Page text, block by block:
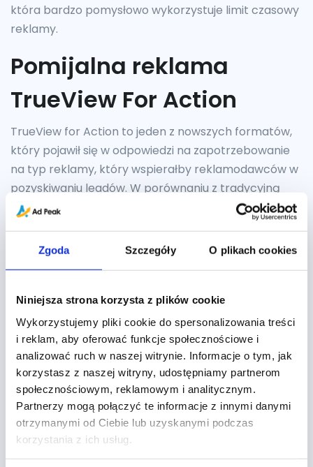
Zgoda Szczegóły O plikach cookies
Niniejsza strona korzysta z plików cookie
Wykorzystujemy pliki cookie do spersonalizowania treści
i reklam, aby oferować funkcje społecznościowe i
analizować ruch w naszej witrynie. Informacje o tym, jak
korzystasz z naszej witryny, udostępniamy partnerom
społecznościowym, reklamowym i analitycznym.
Partnerzy mogą połączyć te informacje z innymi danymi
otrzymanymi od Ciebie lub uzyskanymi podczas
korzystania z ich usług.
która bardzo pomysłowo wykorzystuje limit czasowy
reklamy.
Pomijalna reklama
TrueView For Action
TrueView for Action to jeden z nowszych formatów,
który pojawił się w odpowiedzi na zapotrzebowanie
na typ reklamy, który wspierałby reklamodawców w
pozyskiwaniu leadów. W porównaniu z tradycyjną
reklamą TrueView, największa różnica to plansza z
dobrze wyeksponowanym przyciskiem CTA, która
pojawia się na końcu reklamy. Dzięki tej planszy
Może to być np. zapisanie się na darmowy okres
próbny w aplikacji do zarządzania zadaniami (jak na
poniższym screenie).
Obejrzenie jest zaliczone w momencie, gdy
użytkownik obejrzy minimum 30 sekund reklamy (lub
mniej, jeśli cała reklama jest krótsza) lub jeśli kliknie
dowolny element reklamy (link, przycisk CTA).
Rozliczenie jest możliwe w CPV (Cost per View) lub
CPA (Cost per Acquisition). Reklama występuje z